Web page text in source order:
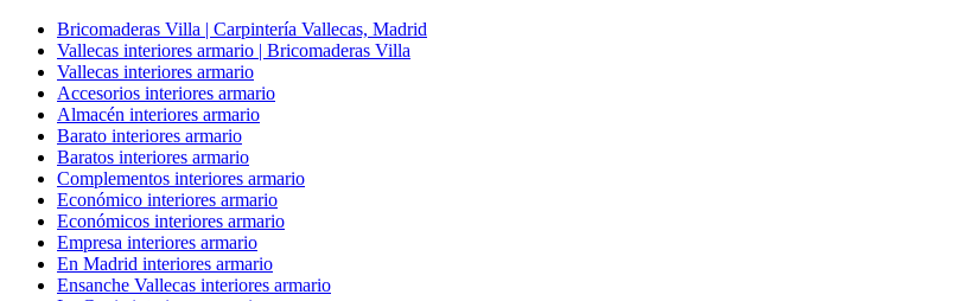
Bricomaderas Villa | Carpintería Vallecas, Madrid
Vallecas interiores armario | Bricomaderas Villa
Vallecas interiores armario
Accesorios interiores armario
Almacén interiores armario
Barato interiores armario
Baratos interiores armario
Complementos interiores armario
Económico interiores armario
Económicos interiores armario
Empresa interiores armario
En Madrid interiores armario
Ensanche Vallecas interiores armario